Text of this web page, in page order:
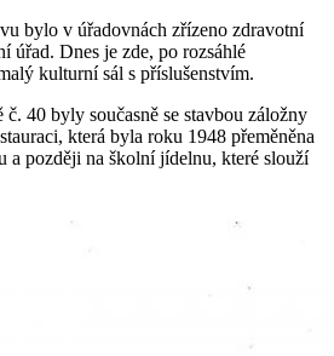
bylo v úřadovnách zřízeno zdravotní
úřad. Dnes je zde, po rozsáhlé
kulturní sál s příslušenstvím.
40 byly současně se stavbou záložny
která byla roku 1948 přeměněna
a později na školní jídelnu, které slouží